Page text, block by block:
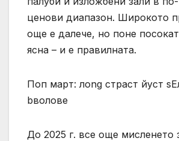
ценови диапазон. Широкото
още е далече, но поне
ясна – и е правилната.
Поп март: лong страст йуст
bволове
До 2025 г. все още мисленето